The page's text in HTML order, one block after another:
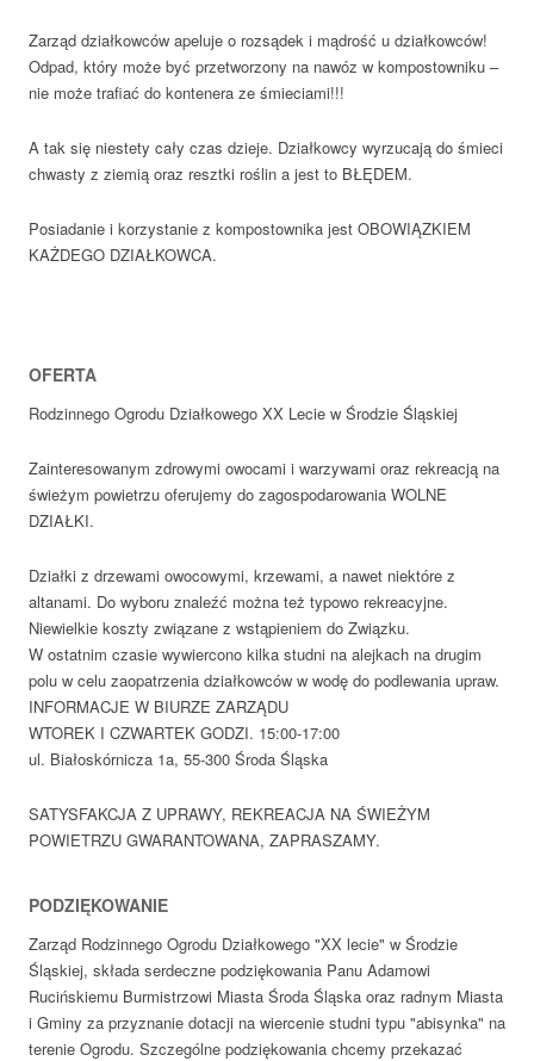
Zarząd działkowców apeluje o rozsądek i mądrość u działkowców!
Odpad, który może być przetworzony na nawóz w kompostowniku –
nie może trafiać do kontenera ze śmieciami!!!
A tak się niestety cały czas dzieje. Działkowcy wyrzucają do śmieci
chwasty z ziemią oraz resztki roślin a jest to BŁĘDEM.
Posiadanie i korzystanie z kompostownika jest OBOWIĄZKIEM
KAŻDEGO DZIAŁKOWCA.
OFERTA
Rodzinnego Ogrodu Działkowego XX Lecie w Środzie Śląskiej
Zainteresowanym zdrowymi owocami i warzywami oraz rekreacją na
świeżym powietrzu oferujemy do zagospodarowania WOLNE
DZIAŁKI.
Działki z drzewami owocowymi, krzewami, a nawet niektóre z
altanami. Do wyboru znaleźć można też typowo rekreacyjne.
Niewielkie koszty związane z wstąpieniem do Związku.
W ostatnim czasie wywiercono kilka studni na alejkach na drugim
polu w celu zaopatrzenia działkowców w wodę do podlewania upraw.
INFORMACJE W BIURZE ZARZĄDU
WTOREK I CZWARTEK GODZI. 15:00-17:00
ul. Białoskórnicza 1a, 55-300 Środa Śląska
SATYSFAKCJA Z UPRAWY, REKREACJA NA ŚWIEŻYM
POWIETRZU GWARANTOWANA, ZAPRASZAMY.
PODZIĘKOWANIE
Zarząd Rodzinnego Ogrodu Działkowego "XX lecie" w Środzie
Śląskiej, składa serdeczne podziękowania Panu Adamowi
Rucińskiemu Burmistrzowi Miasta Środa Śląska oraz radnym Miasta
i Gminy za przyznanie dotacji na wiercenie studni typu "abisynka" na
terenie Ogrodu. Szczególne podziękowania chcemy przekazać